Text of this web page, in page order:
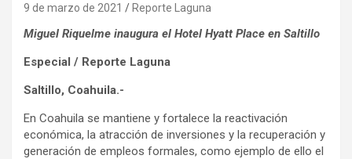
9 de marzo de 2021 Reporte Laguna
Miguel Riquelme inaugura el Hotel Hyatt Place en Saltillo
Especial / Reporte Laguna
Saltillo, Coahuila.-
En Coahuila se mantiene y fortalece la reactivación
económica, la atracción de inversiones y la recuperación y
generación de empleos formales, como ejemplo de ello el